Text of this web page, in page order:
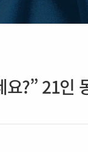
?” 21인